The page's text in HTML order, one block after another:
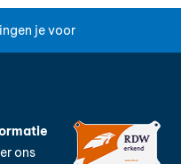
je voor
ons